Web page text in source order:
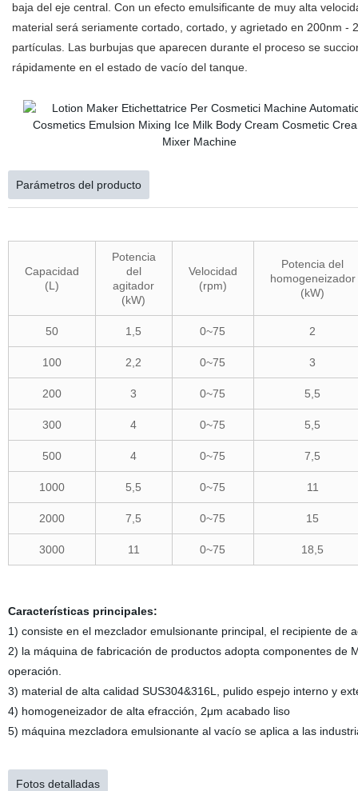
baja del eje central. Con un efecto emulsificante de muy alta
material será seriamente cortado, cortado, y agrietado en 200nm -
partículas. Las burbujas que aparecen durante el proceso se
rápidamente en el estado de vacío del tanque.
Parámetros del producto
Capacidad
(L)
Potencia
del
agitador
(kW)
Velocidad
(rpm)
Potencia del
homogeneizador
(kW)
50 1,5 0~75 2
100 2,2 0~75 3
200 3 0~75 5,5
300 4 0~75 5,5
500 4 0~75 7,5
1000 5,5 0~75 11
2000 7,5 0~75 15
3000 11 0~75 18,5
Características principales:
1) consiste en el mezclador emulsionante principal, el recipiente de
2) la máquina de fabricación de productos adopta componentes de
operación.
3) material de alta calidad SUS304&316L, pulido espejo interno y
4) homogeneizador de alta efracción, 2μm acabado liso
5) máquina mezcladora emulsionante al vacío se aplica a las
Fotos detalladas